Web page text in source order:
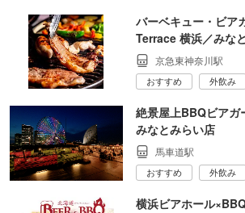
バーベキュー・ビア
Terrace 横浜／みな
京急東神奈川駅
おすすめ 外飲み
絶景屋上BBQビア
みなとみらい店
馬車道駅
おすすめ 外飲み
横浜ビアホール